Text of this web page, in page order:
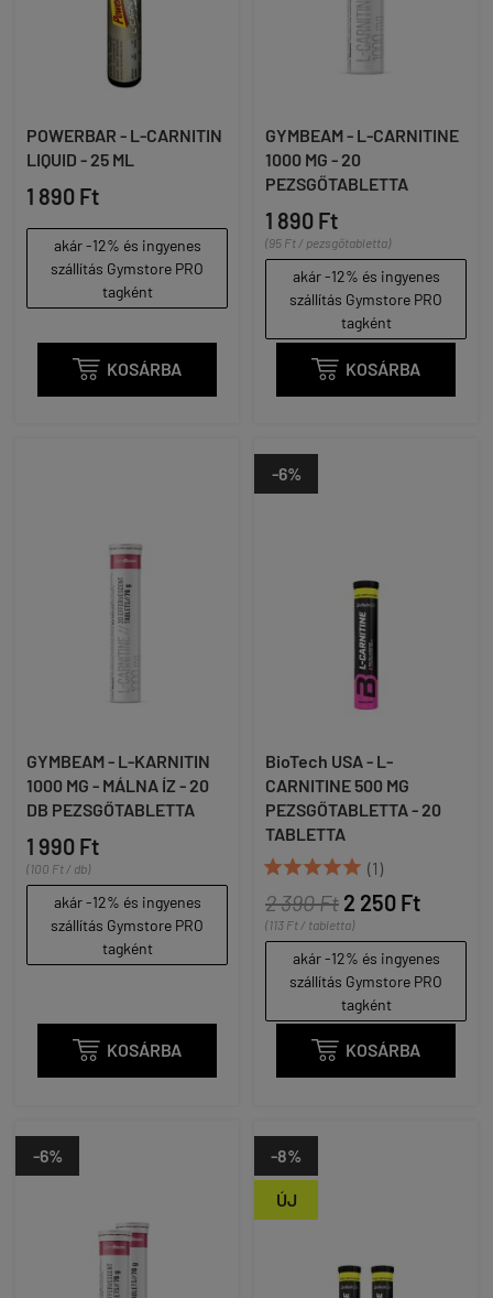
POWERBAR - L-CARNITIN
LIQUID - 25 ML
1 890 Ft
akár -12% és ingyenes
szállítás Gymstore PRO
tagként
 KOSÁRBA
GYMBEAM - L-CARNITINE
1000 MG - 20
PEZSGŐTABLETTA
1 890 Ft
(95 Ft / pezsgőtabletta)
akár -12% és ingyenes
szállítás Gymstore PRO
tagként
 KOSÁRBA
GYMBEAM - L-KARNITIN
1000 MG - MÁLNA ÍZ - 20
DB PEZSGŐTABLETTA
1 990 Ft
(100 Ft / db)
akár -12% és ingyenes
szállítás Gymstore PRO
tagként
 KOSÁRBA
-6%
BioTech USA - L-
CARNITINE 500 MG
PEZSGŐTABLETTA - 20
TABLETTA
 (1)
2 390 Ft 2 250 Ft
(113 Ft / tabletta)
akár -12% és ingyenes
szállítás Gymstore PRO
tagként
 KOSÁRBA
-6%
ÚJ
-8%